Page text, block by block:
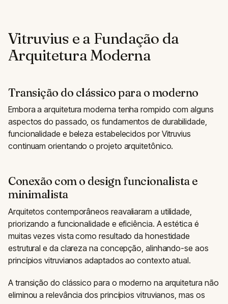
Vitruvius e a Fundação da
Arquitetura Moderna
Transição do clássico para o moderno
Embora a arquitetura moderna tenha rompido com alguns
aspectos do passado, os fundamentos de durabilidade,
funcionalidade e beleza estabelecidos por Vitruvius
continuam orientando o projeto arquitetônico.
Conexão com o design funcionalista e
minimalista
Arquitetos contemporâneos reavaliaram a utilidade,
priorizando a funcionalidade e eficiência. A estética é
muitas vezes vista como resultado da honestidade
estrutural e da clareza na concepção, alinhando-se aos
princípios vitruvianos adaptados ao contexto atual.
A transição do clássico para o moderno na arquitetura não
eliminou a relevância dos princípios vitruvianos, mas os